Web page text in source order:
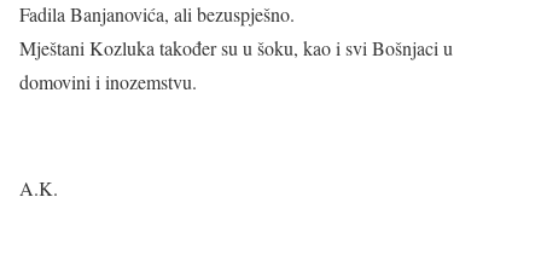
Fadila Banjanovića, ali bezuspješno.
Mještani Kozluka također su u šoku, kao i svi Bošnjaci u
domovini i inozemstvu.
A.K.